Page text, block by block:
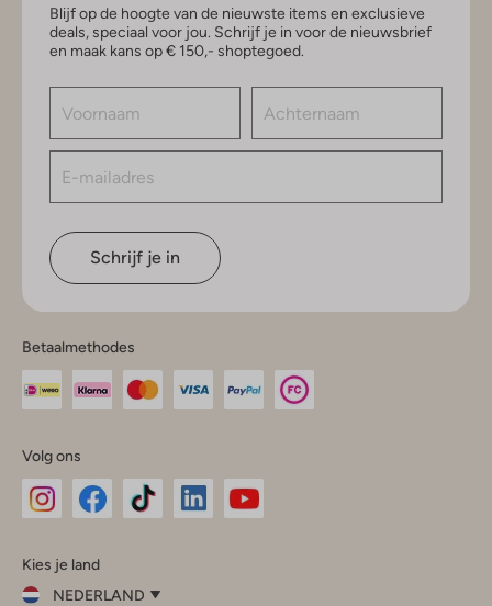
Blijf op de hoogte van de nieuwste items en exclusieve
deals, speciaal voor jou. Schrijf je in voor de nieuwsbrief
en maak kans op € 150,- shoptegoed.
Schrijf je in
Betaalmethodes
Volg ons
InstagramFacebook
Kies je land
NEDERLAND